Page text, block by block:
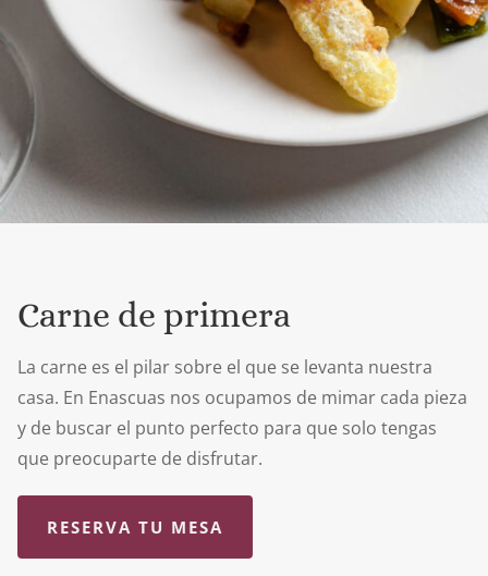
Carne de primera
La carne es el pilar sobre el que se levanta nuestra
casa. En Enascuas nos ocupamos de mimar cada pieza
y de buscar el punto perfecto para que solo tengas
que preocuparte de disfrutar.
RESERVA TU MESA